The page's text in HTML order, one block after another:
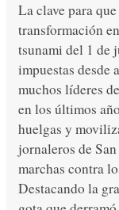
La clave para
transformación
tsunami del 1 de
impuestas desde
muchos líderes
en los últimos
huelgas y
jornaleros de
marchas contra
Destacando la